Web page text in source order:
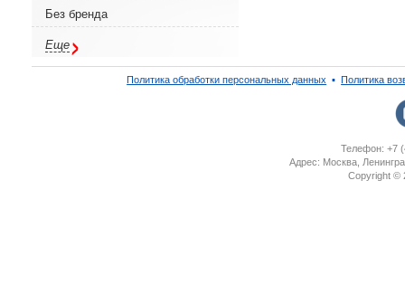
Без бренда
Еще
Политика обработки персональных данных ▪ Политика
Телефон: +7
Адрес: Москва,
Copyright ©